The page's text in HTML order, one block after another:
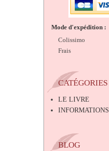
Mode d'expédition :
Colissimo
Frais
CATÉGORIES
LE LIVRE
INFORMATIONS
BLOG